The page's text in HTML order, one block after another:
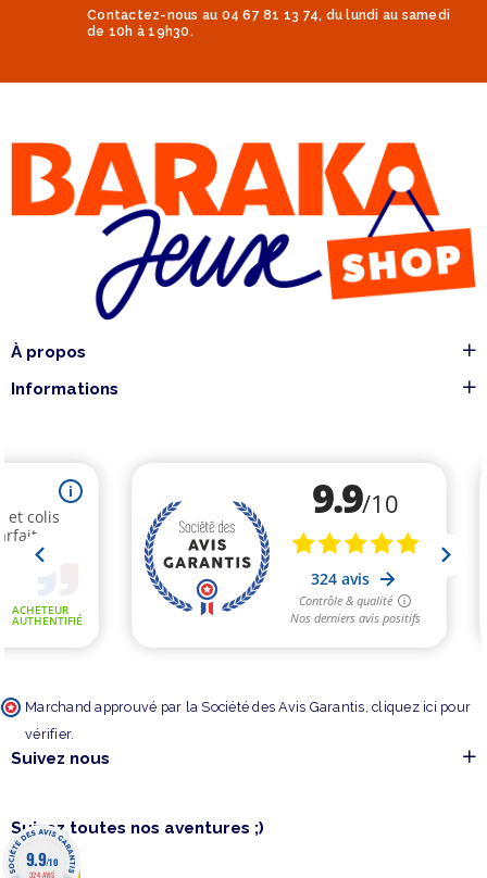
Contactez-nous au 04 67 81 13 74, du lundi au samedi
de 10h à 19h30.
À propos
Informations
Marchand approuvé par la Société des Avis Garantis, cliquez ici pour
vérifier.
Suivez nous
Suivez toutes nos aventures ;)
9.9/10
324 AVIS